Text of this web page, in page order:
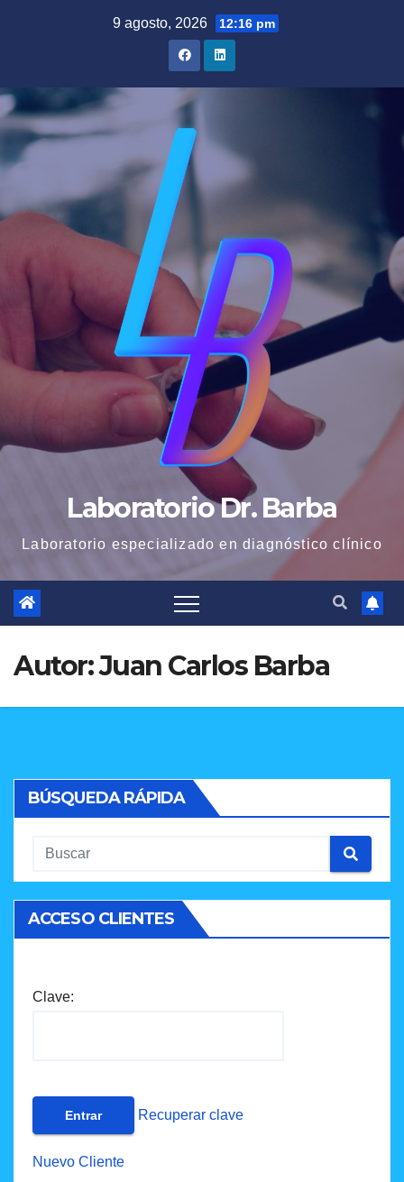
9 agosto, 2026 12:16 pm
Laboratorio Dr. Barba
Laboratorio especializado en diagnóstico clínico
Autor:Juan Carlos Barba
BÚSQUEDA RÁPIDA
ACCESO CLIENTES
Clave:
Recuperar clave
Nuevo Cliente